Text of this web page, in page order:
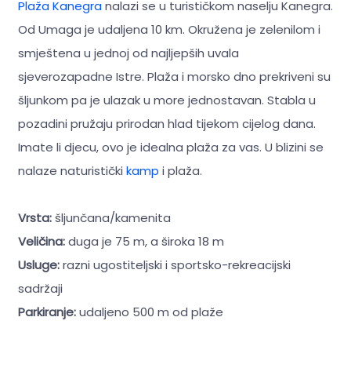
Plaža Kanegranalazi se u turističkom naselju Kanegra.
Od Umaga je udaljena 10 km. Okružena je zelenilom i
smještena u jednoj od najljepših uvala
sjeverozapadne Istre. Plaža i morsko dno prekriveni su
šljunkom pa je ulazak u more jednostavan. Stabla u
pozadini pružaju prirodan hlad tijekom cijelog dana.
Imate li djecu, ovo je idealna plaža za vas. U blizini se
nalaze naturistički kamp i plaža.
Vrsta:šljunčana/kamenita
Veličina:duga je 75 m, a široka 18 m
Usluge:razni ugostiteljski i sportsko-rekreacijski
sadržaji
Parkiranje:udaljeno 500 m od plaže